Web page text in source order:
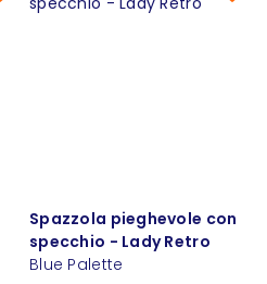
Spazzola pieghevole con
specchio - Lady Retro
Blue Palette